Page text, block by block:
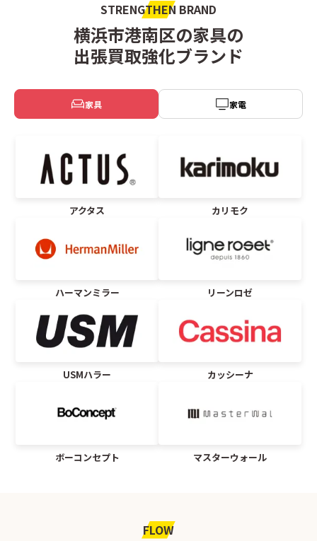
STRENGTHEN BRAND
横浜市港南区の家具の
出張買取強化ブランド
家具 家電
アクタス カリモク
ハーマンミラー リーンロゼ
USMハラー カッシーナ
ボーコンセプト マスターウォール
FLOW